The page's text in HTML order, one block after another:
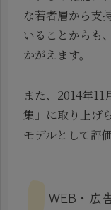
な若者層から支
いることからも
かがえます。
また、2014年
集」に取り上げ
モデルとして評
WEB・広